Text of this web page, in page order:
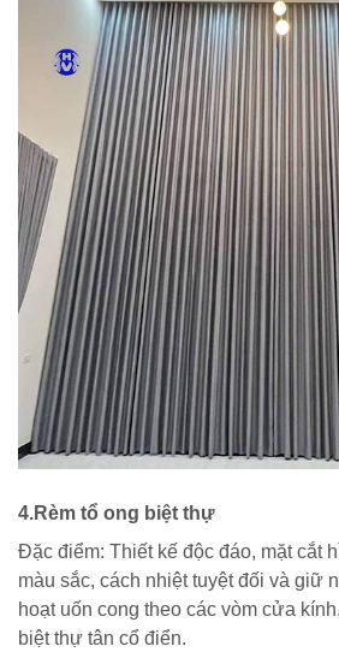
4.Rèm tổ ong biệt thự
Đặc điểm: Thiết kế độc đáo, mặt cắt
màu sắc, cách nhiệt tuyệt đối và giữ
hoạt uốn cong theo các vòm cửa
biệt thự tân cổ điển.